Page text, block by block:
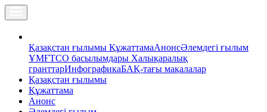
Қазақстан ғылымы ҚұжаттамаАнонсӘлемдегі ғылым
ҰМҒТСО басылымдары Халықаралық
гранттарИнфографикаБАҚ-тағы мақалалар
Қазақстан ғылымы
Құжаттама
Анонс